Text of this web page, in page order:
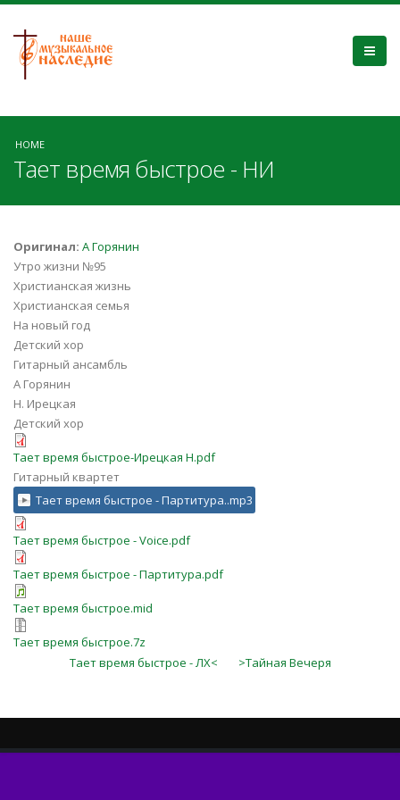
HOME
Тает время быстрое - НИ
Оригинал: А Горянин
Утро жизни №95
Христианская жизнь
Христианская семья
На новый год
Детский хор
Гитарный ансамбль
А Горянин
Н. Ирецкая
Детский хор
Тает время быстрое-Ирецкая Н.pdf
Гитарный квартет
Тает время быстрое - Партитура..mp3
Тает время быстрое - Voice.pdf
Тает время быстрое - Партитура.pdf
Тает время быстрое.mid
Тает время быстрое.7z
Тает время быстрое - ЛХ<
>Тайная Вечеря